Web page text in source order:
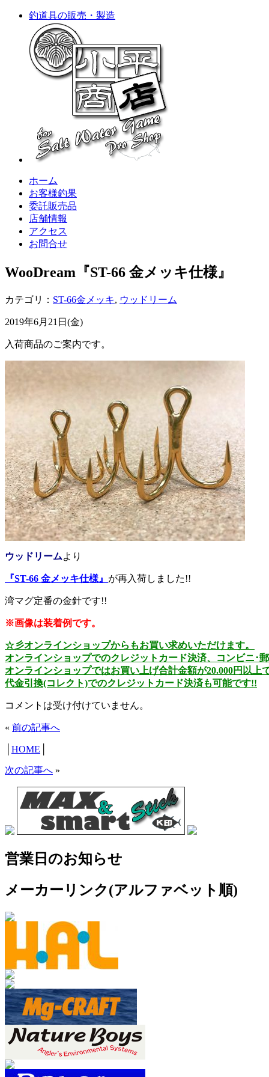
釣道具の販売・製造
ホーム
お客様釣果
委託販売品
店舗情報
アクセス
お問合せ
WooDream『ST-66 金メッキ仕様』
カテゴリ： ST-66金メッキ, ウッドリーム
2019年6月21日(金)
入荷商品のご案内です。
ウッドリームより
『ST-66 金メッキ仕様』 が再入荷しました!!
湾マグ定番の金針です!!
※画像は装着例です。
☆彡オンラインショップからもお買い求めいただけます。
オンラインショップでのクレジットカード決済、コンビニ･
オンラインショップではお買い上げ合計金額が20.000円以上
代金引換(コレクト)でのクレジットカード決済も可能です!!
コメントは受け付けていません。
« 前の記事へ
HOME
次の記事へ »
営業日のお知らせ
メーカーリンク(アルファベット順)